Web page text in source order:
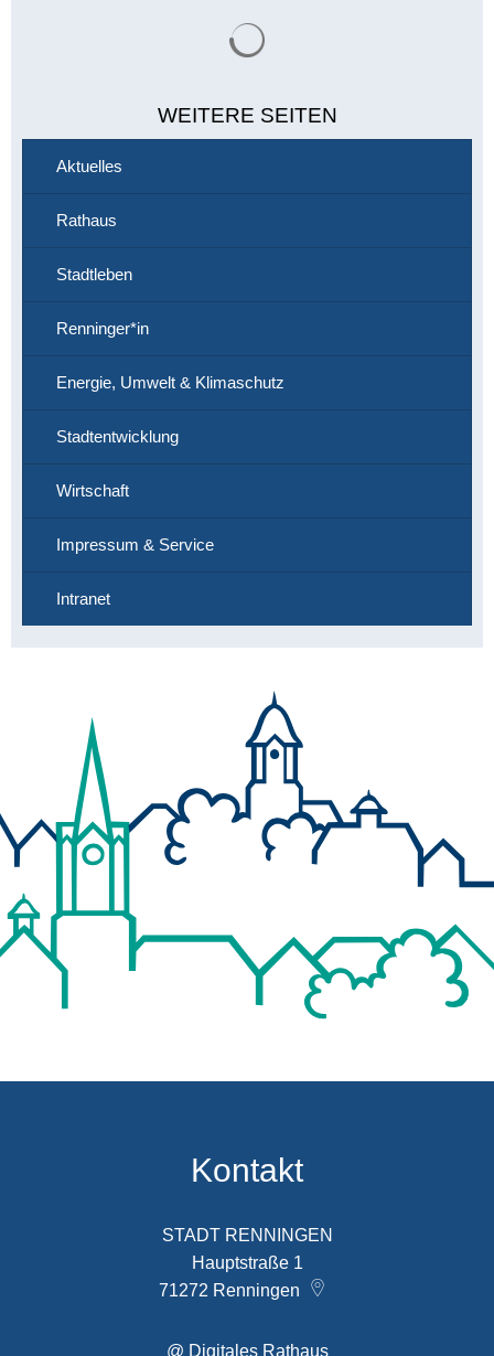
WEITERE SEITEN
Aktuelles
Rathaus
Stadtleben
Renninger*in
Energie, Umwelt & Klimaschutz
Stadtentwicklung
Wirtschaft
Impressum & Service
Intranet
Kontakt
STADT RENNINGEN
Hauptstraße 1
71272 Renningen
@ Digitales Rathaus